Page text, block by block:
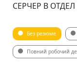
СЕРЧЕР В
Без резюме
Повний робочий